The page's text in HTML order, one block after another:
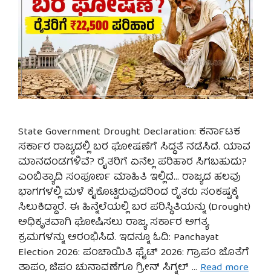
State Government Drought Declaration: ಕರ್ನಾಟಕ
ಸರ್ಕಾರ ರಾಜ್ಯದಲ್ಲಿ ಬರ ಘೋಷಣೆಗೆ ಸಿದ್ಧತೆ ನಡೆಸಿದೆ. ಯಾವ
ಮಾನದಂಡಗಳಿವೆ? ರೈತರಿಗೆ ಏನೆಲ್ಲ ಪರಿಹಾರ ಸಿಗಬಹುದು?
ಎಂಬಿತ್ಯಾದಿ ಸಂಪೂರ್ಣ ಮಾಹಿತಿ ಇಲ್ಲಿದೆ… ರಾಜ್ಯದ ಹಲವು
ಭಾಗಗಳಲ್ಲಿ ಮಳೆ ಕೈಕೊಟ್ಟಿರುವುದರಿಂದ ರೈತರು ಸಂಕಷ್ಟಕ್ಕೆ
ಸಿಲುಕಿದ್ದಾರೆ. ಈ ಹಿನ್ನೆಲೆಯಲ್ಲಿ ಬರ ಪರಿಸ್ಥಿತಿಯನ್ನು (Drought)
ಅಧಿಕೃತವಾಗಿ ಘೋಷಿಸಲು ರಾಜ್ಯ ಸರ್ಕಾರ ಅಗತ್ಯ
ಕ್ರಮಗಳನ್ನು ಆರಂಭಿಸಿದೆ. ಇದನ್ನೂ ಓದಿ: Panchayat
Election 2026: ಪಂಚಾಯಿತಿ ಫೈಟ್ 2026: ಗ್ರಾಪಂ ಜೊತೆಗೆ
ತಾಪಂ, ಜಿಪಂ ಚುನಾವಣೆಗೂ ಗ್ರೀನ್ ಸಿಗ್ನಲ್ … Read more